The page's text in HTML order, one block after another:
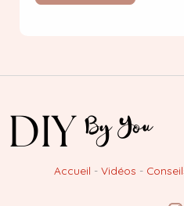
Accueil - Vidéos -